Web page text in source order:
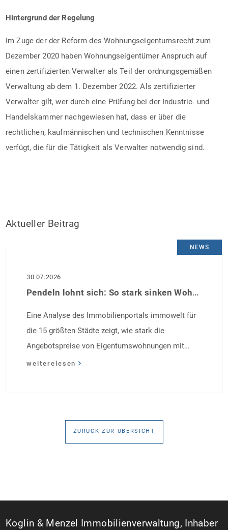
Hintergrund der Regelung
Im Zuge der der Reform des Wohnungseigentumsrecht zum
Dezember 2020 haben Wohnungseigentümer Anspruch auf
einen zertifizierten Verwalter als Teil der ordnungsgemäßen
Verwaltung ab dem 1. Dezember 2022. Als zertifizierter
Verwalter gilt, wer durch eine Prüfung bei der Industrie- und
Handelskammer nachgewiesen hat, dass er über die
rechtlichen, kaufmännischen und technischen Kenntnisse
verfügt, die für die Tätigkeit als Verwalter notwendig sind.
Aktueller Beitrag
NEWS
30.07.2026
Pendeln lohnt sich: So stark sinken Wohnungspreise im Umland
Eine Analyse des Immobilienportals immowelt für
die 15 größten Städte zeigt, wie stark die
Angebotspreise von Eigentumswohnungen mit
zunehmender Entfernung sinken:
weiterelesen
ZURÜCK ZUR ÜBERSICHT
Koglin & Menzel Immobilienverwaltung, Inhaber